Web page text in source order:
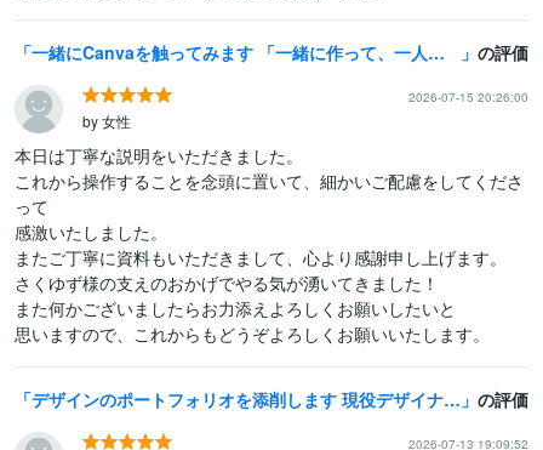
一緒にCanvaを触ってみます 「一緒に作って、一人でもできるようになる」お手伝いをします。 の評価
2026-07-15 20:26:00
by 女性
本日は丁寧な説明をいただきました。
これから操作することを念頭に置いて、細かいご配慮をしてくださ
って
感激いたしました。
またご丁寧に資料もいただきまして、心より感謝申し上げます。
さくゆず様の支えのおかげでやる気が湧いてきました！
また何かございましたらお力添えよろしくお願いしたいと
思いますので、これからもどうぞよろしくお願いいたします。
デザインのポートフォリオを添削します 現役デザイナーがあなたのポートフォリオをブラッシュアップ！ の評価
2026-07-13 19:09:52